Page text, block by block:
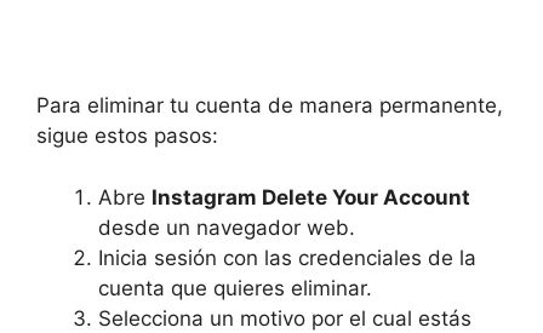
Para eliminar tu cuenta de manera permanente,
sigue estos pasos:
Abre Instagram Delete Your Account
desde un navegador web.
Inicia sesión con las credenciales de la
cuenta que quieres eliminar.
Selecciona un motivo por el cual estás